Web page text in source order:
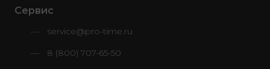
Сервис
service@pro-time.ru
8 (800) 707-65-50